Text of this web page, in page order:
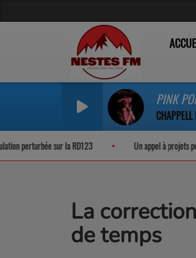
PINK
CHAPPELL
sur la RD123 Un appel à projets pour
La
de temps